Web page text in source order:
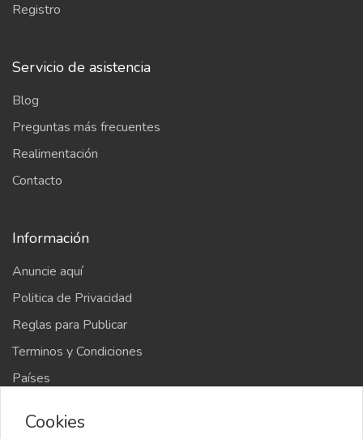
Registro
Servicio de asistencia
Blog
Preguntas más frecuentes
Realimentación
Contacto
Información
Anuncie aquí
Politica de Privacidad
Reglas para Publicar
Terminos y Condiciones
Países
Cookies